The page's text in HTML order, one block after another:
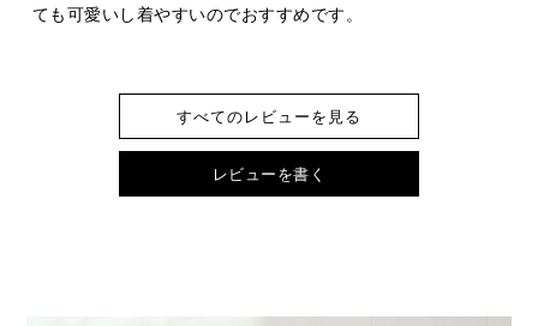
ても可愛いし着やすいのでおすすめです。
すべてのレビューを見る
レビューを書く